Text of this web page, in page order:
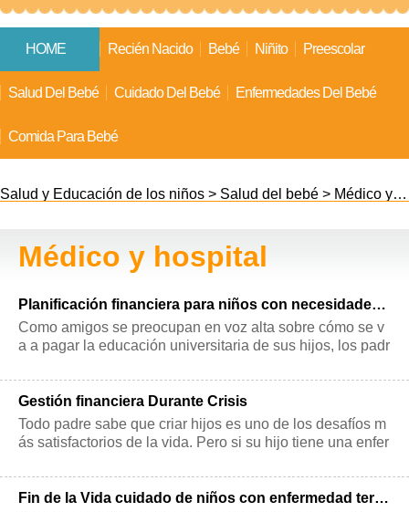
HOME Recién Nacido Bebé Niñito Preescolar
Salud Del Bebé Cuidado Del Bebé Enfermedades Del Bebé
Comida Para Bebé
Salud y Educación de los niños > Salud del bebé > Médico y hospital
Médico y hospital
Planificación financiera para niños con necesidades especiales
Como amigos se preocupan en voz alta sobre cómo se v
a a pagar la educación universitaria de sus hijos, los padr
Gestión financiera Durante Crisis
Todo padre sabe que criar hijos es uno de los desafíos m
ás satisfactorios de la vida. Pero si su hijo tiene una enfer
Fin de la Vida cuidado de niños con enfermedad terminal